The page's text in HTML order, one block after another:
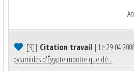
[9]| Citation travail | Le 29-04-
pyramides d'Égypte montre que dé...